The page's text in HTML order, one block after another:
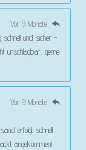
Vor 9 Monate
schnell und sicher -
unschlagbar, gerne
Vor 9 Monate
erfolgt schnell
angekommen!